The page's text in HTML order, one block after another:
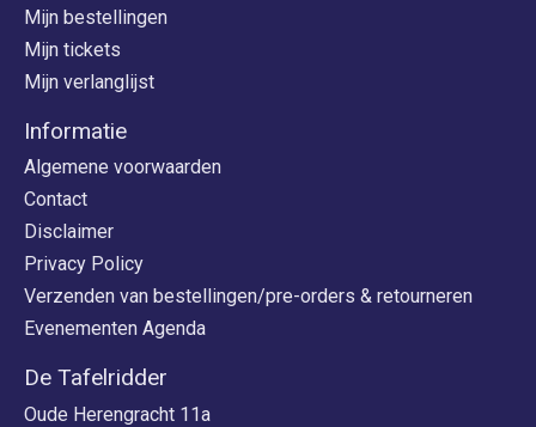
Mijn bestellingen
Mijn tickets
Mijn verlanglijst
Informatie
Algemene voorwaarden
Contact
Disclaimer
Privacy Policy
Verzenden van bestellingen/pre-orders & retourneren
Evenementen Agenda
De Tafelridder
Oude Herengracht 11a